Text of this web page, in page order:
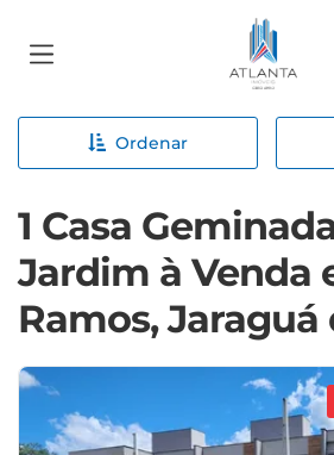
Página
Ordenar
1 Casa
Jardim à Venda
Ramos, Jaraguá